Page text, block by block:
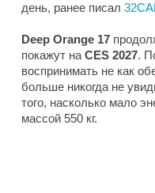
день, ранее писал
Deep Orange 17
покажут наCES 2027.
воспринимать не как
больше никогда не
того, насколько мало
массой 550 кг.